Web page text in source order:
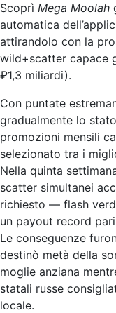
Scoprì Mega Moolah
automatica
attirandolo con la
wild+scatter capace
₽1,3 miliardi).
Con puntate
gradualmente lo
promozioni mensili
selezionato tra i
Nella quinta
scatter simultanei
richiesto — flash
un payout record
Le conseguenze
destinò metà della
moglie anziana
statali russe
locale.